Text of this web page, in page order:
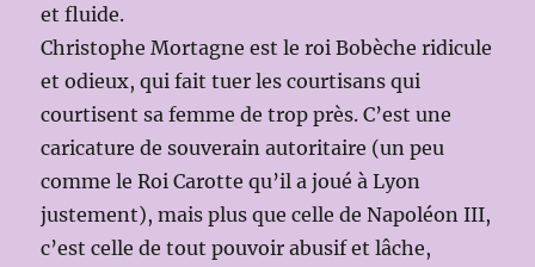
et fluide.
Christophe Mortagne est le roi Bobèche ridicule
et odieux, qui fait tuer les courtisans qui
courtisent sa femme de trop près. C’est une
caricature de souverain autoritaire (un peu
comme le Roi Carotte qu’il a joué à Lyon
justement), mais plus que celle de Napoléon III,
c’est celle de tout pouvoir abusif et lâche,